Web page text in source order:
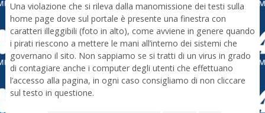
Una violazione che si rileva dalla manomissione dei testi sulla
home page dove sul portale è presente una finestra con
caratteri illeggibili (foto in alto), come avviene in genere quando
i pirati riescono a mettere le mani all’interno dei sistemi che
governano il sito. Non sappiamo se si tratti di un virus in grado
di contagiare anche i computer degli utenti che effettuano
l’accesso alla pagina, in ogni caso consigliamo di non cliccare
sul testo in questione.